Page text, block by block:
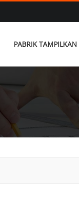
PABRIK TAMPILKAN